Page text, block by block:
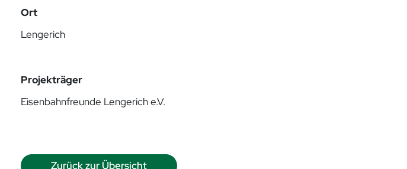
Ort
Lengerich
Projekträger
Eisenbahnfreunde Lengerich e.V.
Zurück zur Übersicht